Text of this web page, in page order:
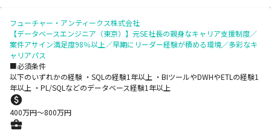
フューチャー・アンティークス株式会社
【データベースエンジニア（東京）】元SE社長の親身なキャリア支援制度／
案件アサイン満足度98％以上／早期にリーダー経験が積める環境／多彩なキ
ャリアパス
■必須条件
以下のいずれかの経験 ・SQLの経験1年以上 ・BIツールやDWHやETLの経験1
年以上 ・PL/SQLなどのデータベース経験1年以上
400万円〜800万円